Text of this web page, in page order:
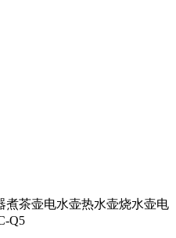
煮茶壶电水壶热水壶烧水壶电
Q5